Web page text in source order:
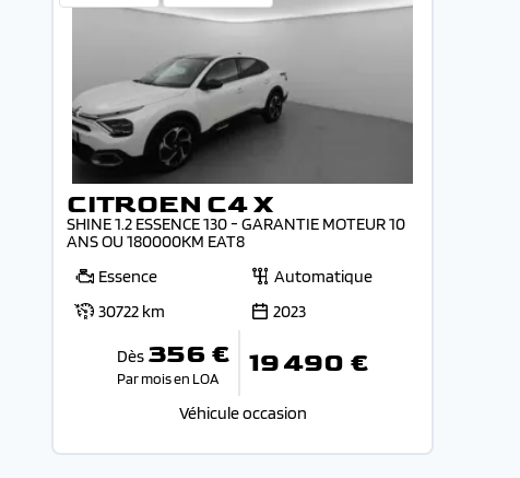
CITROEN C4 X
SHINE 1.2 ESSENCE 130 - GARANTIE MOTEUR 10
ANS OU 180000KM EAT8
Essence
Automatique
30722 km
2023
Dès 356 €
Par mois en LOA 19 490 €
Véhicule occasion